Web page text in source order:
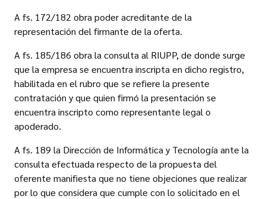
A fs. 172/182 obra poder acreditante de la
representación del firmante de la oferta.
A fs. 185/186 obra la consulta al RIUPP, de donde surge
que la empresa se encuentra inscripta en dicho registro,
habilitada en el rubro que se refiere la presente
contratación y que quien firmó la presentación se
encuentra inscripto como representante legal o
apoderado.
A fs. 189 la Dirección de Informática y Tecnología ante la
consulta efectuada respecto de la propuesta del
oferente manifiesta que no tiene objeciones que realizar
por lo que considera que cumple con lo solicitado en el